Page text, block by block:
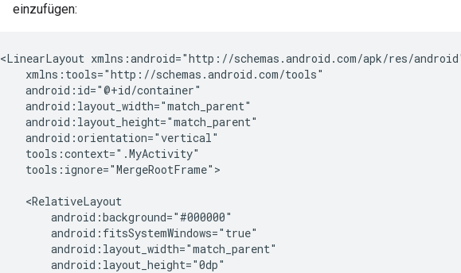
einzufügen:
<LinearLayout
tools:ignore="MergeRootFrame">